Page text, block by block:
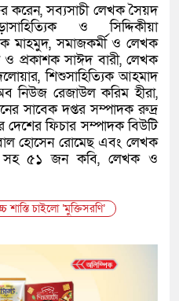
করেন, সব্যসাচী লেখক সৈয়দ
ও সিদ্দিকীয়া
মাহমুদ, সমাজকর্মী ও লেখক
প্রকাশক সাঈদ বারী, লেখক
শিশুসাহিত্যিক আহমাদ
নিউজ রেজাউল করিম হীরা,
সাবেক দপ্তর সম্পাদক রুদ্র
ফিচার সম্পাদক বিউটি
হোসেন রোমেছ এবং লেখক
সহ ৫১ জন কবি, লেখক ও
শাস্তি চাইলো ‘মুক্তিসরণি’